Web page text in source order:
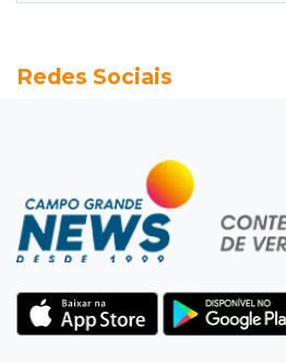
Acrissul atribui queda do
Let it Rip
Esquece de farmar aura:
Beyblade agita Campo
Boliviano morto pelo Bope
escalão do tráfico de
Redes Sociais